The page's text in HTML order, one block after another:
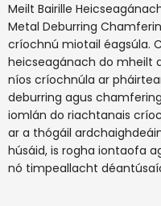
Meilt Bairille
Metal Deburring
críochnú miotail éagsúla.
heicseagánach do mheilt
níos críochnúla ar
deburring agus
iomlán do riachtanais
ar a thógáil
húsáid, is rogha iontaofa
nó timpeallacht